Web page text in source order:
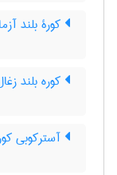
کورۀ بلند
کوره بلند
آسترکوبی